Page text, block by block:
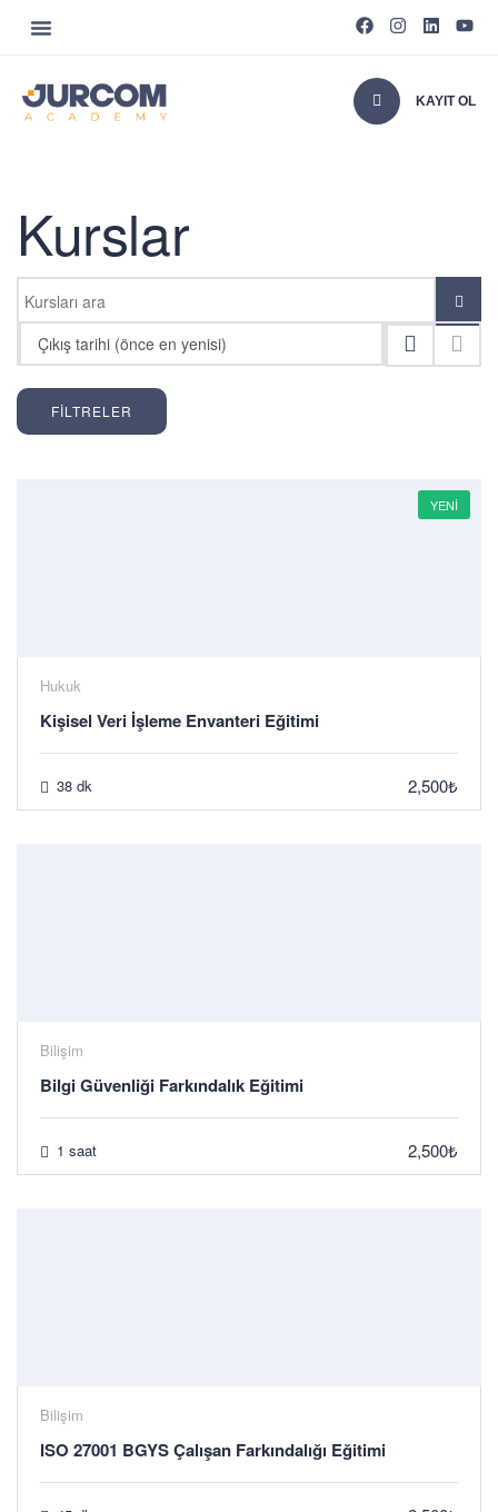
KAYIT OL
Kurslar
Çıkış tarihi (önce en yenisi)
FILTRELER
YENI
Hukuk
Kişisel Veri İşleme Envanteri Eğitimi
38 dk 2,500₺
Bilişim
Bilgi Güvenliği Farkındalık Eğitimi
1 saat 2,500₺
Bilişim
ISO 27001 BGYS Çalışan Farkındalığı Eğitimi